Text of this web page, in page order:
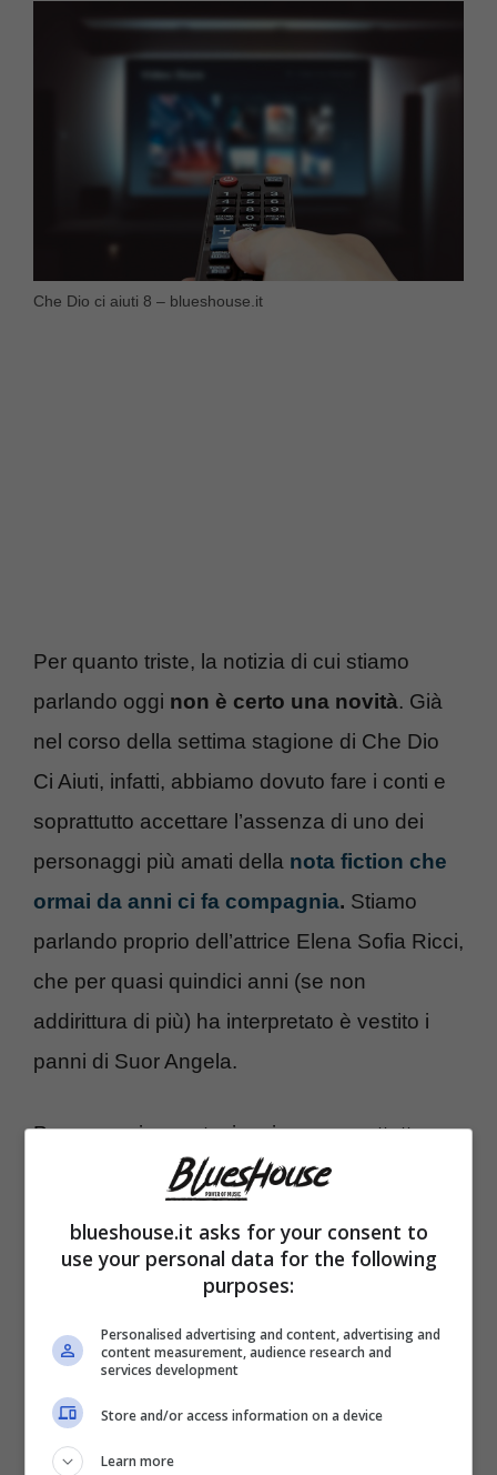
Che Dio ci aiuti 8 – blueshouse.it
Per quanto triste, la notizia di cui stiamo
parlando oggi non è certo una novità. Già
nel corso della settima stagione di Che Dio
Ci Aiuti, infatti, abbiamo dovuto fare i conti e
soprattutto accettare l’assenza di uno dei
personaggi più amati della nota fiction che
ormai da anni ci fa compagnia. Stiamo
parlando proprio dell’attrice Elena Sofia Ricci,
che per quasi quindici anni (se non
addirittura di più) ha interpretato è vestito i
panni di Suor Angela.
Personaggio amato, iconico e soprattutto
anima e cuore di questa fiction. Nonostante il
fiction di Che Dio Ci Aiuti, e i tantissimi
intrecci e personaggi a cui è possibile
affezionarsi, non c’è alcun dubbio
nell’affermare che proprio Suor Angela
rappresenti una vera e propria eccellenza
all’interno della serie. Proprio per questo
blueshouse.it asks for your consent to
use your personal data for the following
purposes:
Personalised advertising and content, advertising and
content measurement, audience research and
services development
Store and/or access information on a device
Learn more